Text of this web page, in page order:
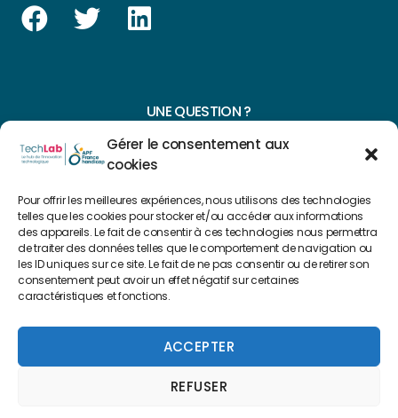
Gérer le consentement aux
cookies
Pour offrir les meilleures expériences, nous utilisons des technologies
telles que les cookies pour stocker et/ou accéder aux informations
des appareils. Le fait de consentir à ces technologies nous permettra
de traiter des données telles que le comportement de navigation ou
les ID uniques sur ce site. Le fait de ne pas consentir ou de retirer son
consentement peut avoir un effet négatif sur certaines
caractéristiques et fonctions.
ACCEPTER
REFUSER
UNE QUESTION ?
CONTACTEZ-NOUS
NAVIGUER SUR NOTRE SITE
Plan du site
FAIRE UN DON
Copyright 2022 © Créé par
Mentions légales